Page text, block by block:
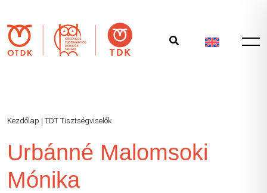
Kezdőlap | TDT Tisztségviselők
Urbánné Malomsoki
Mónika